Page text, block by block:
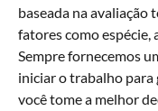
baseada na avaliação
fatores como espécie,
Sempre fornecemos
iniciar o trabalho
você tome a melhor